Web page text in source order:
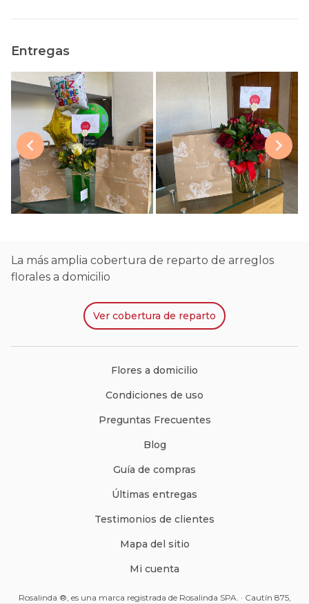
Entregas
La más amplia cobertura de reparto de arreglos
florales a domicilio
Ver cobertura de reparto
Flores a domicilio
Condiciones de uso
Preguntas Frecuentes
Blog
Guía de compras
Últimas entregas
Testimonios de clientes
Mapa del sitio
Mi cuenta
Rosalinda ®, es una marca registrada de Rosalinda SPA. · Cautín 875,